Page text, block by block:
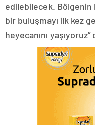
edilebilecek.
bir buluşmayı ilk kez
heyecanını yaşıyoruz”